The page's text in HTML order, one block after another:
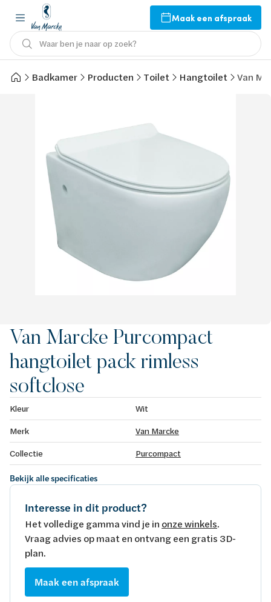
Maak een afspraak
Waar ben je naar op zoek?
Badkamer Producten Toilet Hangtoilet Van
Van Marcke Purcompact
hangtoilet pack rimless
softclose
Kleur
Wit
Merk
Van Marcke
Collectie
Purcompact
Bekijk alle specificaties
Interesse in dit product?
Het volledige gamma vind je in onze winkels.
Vraag advies op maat en ontvang een gratis 3D-
plan.
Maak een afspraak